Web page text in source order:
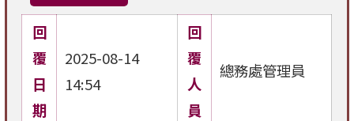
回
覆
日
期
2025-08-14
14:54
回
覆
人
員
總務處管理員